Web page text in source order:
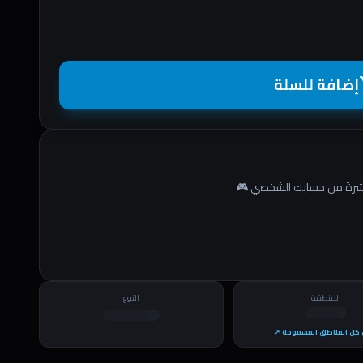
إضافة للسلة
المنطقة
المناطق المسموحة ↗
النوع